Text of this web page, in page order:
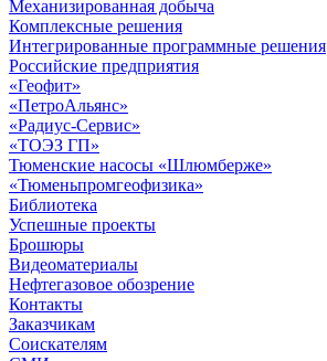
Механизированная добыча
Комплексные решения
Интегрированные программные решения
Российские предприятия
«Геофит»
«ПетроАльянс»
«Радиус-Сервис»
«ТОЭЗ ГП»
Тюменские насосы «Шлюмберже»
«Тюменьпромгеофизика»
Библиотека
Успешные проекты
Брошюры
Видеоматериалы
Нефтегазовое обозрение
Контакты
Заказчикам
Соискателям